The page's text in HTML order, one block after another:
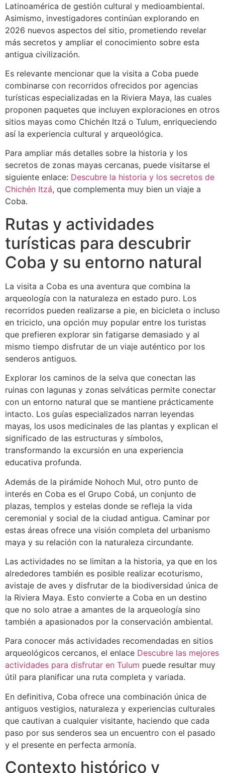
Latinoamérica de gestión cultural y medioambiental.
Asimismo, investigadores continúan explorando en
2026 nuevos aspectos del sitio, prometiendo revelar
más secretos y ampliar el conocimiento sobre esta
antigua civilización.
Es relevante mencionar que la visita a Coba puede
combinarse con recorridos ofrecidos por agencias
turísticas especializadas en la Riviera Maya, las cuales
proponen paquetes que incluyen exploraciones en otros
sitios mayas como Chichén Itzá o Tulum, enriqueciendo
así la experiencia cultural y arqueológica.
Para ampliar más detalles sobre la historia y los
secretos de zonas mayas cercanas, puede visitarse el
siguiente enlace: Descubre la historia y los secretos de
Chichén Itzá, que complementa muy bien un viaje a
Coba.
Rutas y actividades
turísticas para descubrir
Coba y su entorno natural
La visita a Coba es una aventura que combina la
arqueología con la naturaleza en estado puro. Los
recorridos pueden realizarse a pie, en bicicleta o incluso
en triciclo, una opción muy popular entre los turistas
que prefieren explorar sin fatigarse demasiado y al
mismo tiempo disfrutar de un viaje auténtico por los
senderos antiguos.
Explorar los caminos de la selva que conectan las
ruinas con lagunas y zonas selváticas permite conectar
con un entorno natural que se mantiene prácticamente
intacto. Los guías especializados narran leyendas
mayas, los usos medicinales de las plantas y explican el
significado de las estructuras y símbolos,
transformando la excursión en una experiencia
educativa profunda.
Además de la pirámide Nohoch Mul, otro punto de
interés en Coba es el Grupo Cobá, un conjunto de
plazas, templos y estelas donde se refleja la vida
ceremonial y social de la ciudad antigua. Caminar por
estas áreas ofrece una visión completa del urbanismo
maya y su relación con la naturaleza circundante.
Las actividades no se limitan a la historia, ya que en los
alrededores también es posible realizar ecoturismo,
avistaje de aves y disfrutar de la biodiversidad única de
la Riviera Maya. Esto convierte a Coba en un destino
que no solo atrae a amantes de la arqueología sino
también a apasionados por la conservación ambiental.
Para conocer más actividades recomendadas en sitios
arqueológicos cercanos, el enlace Descubre las mejores
actividades para disfrutar en Tulum puede resultar muy
útil para planificar una ruta completa y variada.
En definitiva, Coba ofrece una combinación única de
antiguos vestigios, naturaleza y experiencias culturales
que cautivan a cualquier visitante, haciendo que cada
paso por sus senderos sea un encuentro con el pasado
y el presente en perfecta armonía.
Contexto histórico y